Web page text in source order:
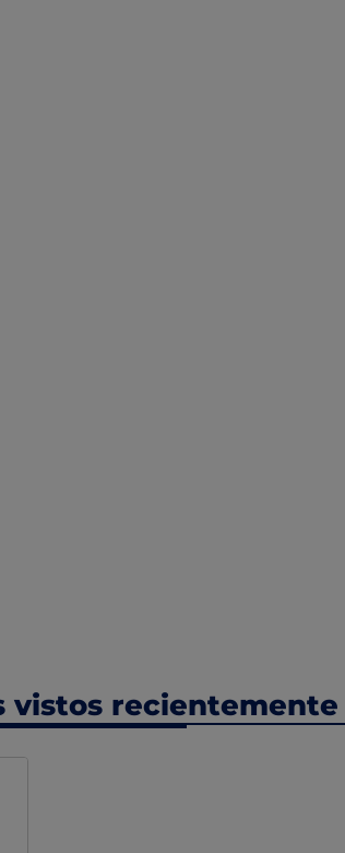
vistos recientemente